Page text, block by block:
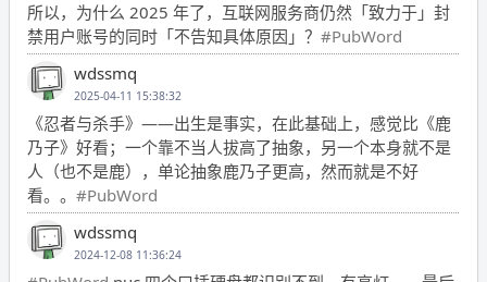
所以，为什么 2025 年了，互联网服务商仍然「致力于」封
禁用户账号的同时「不告知具体原因」？ #PubWord
wdssmq
2025-04-11 15:38:32
《忍者与杀手》——出生是事实，在此基础上，感觉比《鹿
乃子》好看；一个靠不当人拔高了抽象，另一个本身就不是
人（也不是鹿），单论抽象鹿乃子更高，然而就是不好
看。。 #PubWord
wdssmq
2024-12-08 11:36:24